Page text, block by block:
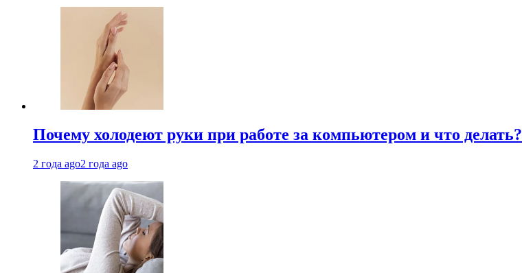
Почему холодеют руки при работе за компьютером и что делать?
2 года ago2 года ago